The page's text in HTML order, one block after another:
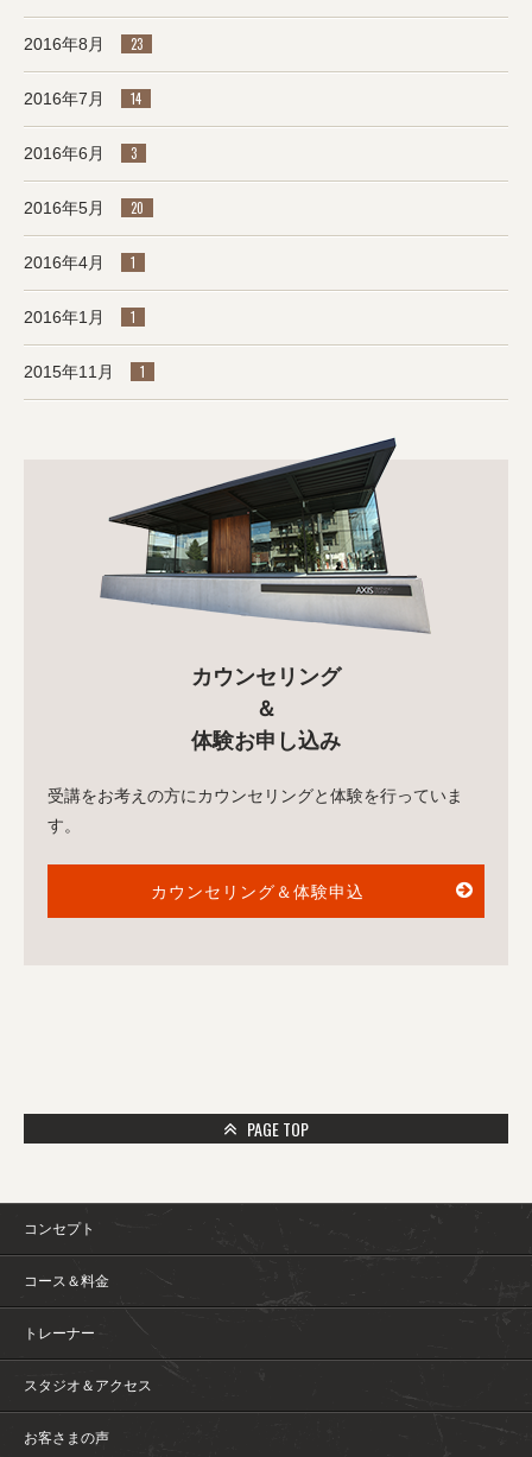
2016年8月 23
2016年7月 14
2016年6月 3
2016年5月 20
2016年4月 1
2016年1月 1
2015年11月 1
カウンセリング
＆
体験お申し込み
受講をお考えの方にカウンセリングと体験を行っていま
す。
カウンセリング＆体験申込
PAGE TOP
コンセプト
コース＆料金
トレーナー
スタジオ＆アクセス
お客さまの声